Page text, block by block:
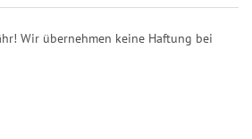
Wir übernehmen keine Haftung bei